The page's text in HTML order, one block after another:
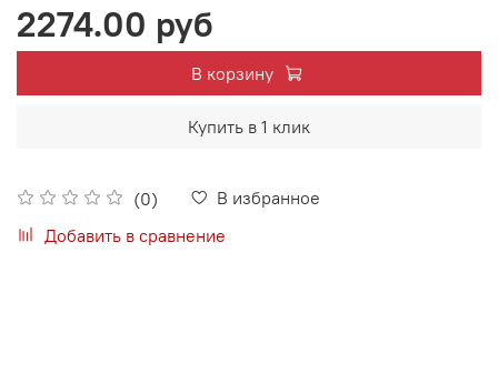
(0)
В избранное
Добавить в сравнение
2274.00 руб
В корзину
Купить в 1 клик